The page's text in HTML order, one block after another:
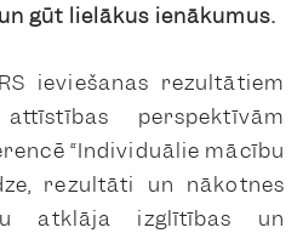
gūt lielākus ienākumus.
ieviešanas rezultātiem
perspektīvām
“Individuālie mācību
rezultāti un nākotnes
atklāja izglītības un